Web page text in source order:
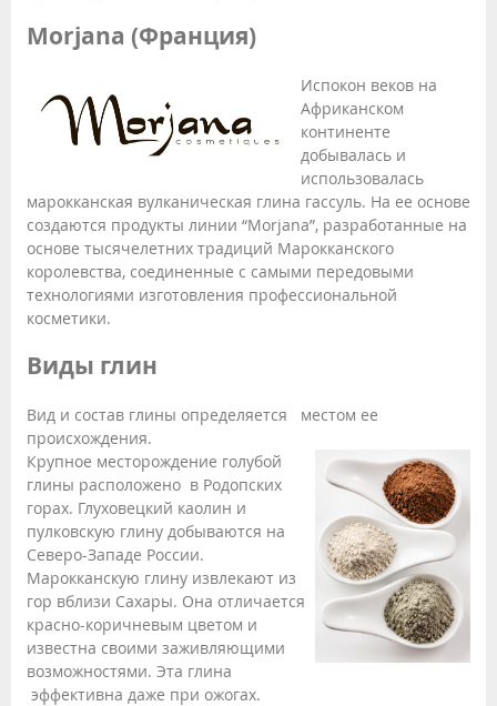
Morjana (Франция)
Испокон веков на
Африканском
континенте
добывалась и
использовалась
марокканская вулканическая глина гассуль. На ее основе
создаются продукты линии “Morjana”, разработанные на
основе тысячелетних традиций Марокканского
королевства, соединенные с самыми передовыми
технологиями изготовления профессиональной
косметики.
Виды глин
Вид и состав глины определяется местом ее
происхождения.
Крупное месторождение голубой
глины расположено в Родопских
горах. Глуховецкий каолин и
пулковскую глину добываются на
Северо-Западе России.
Марокканскую глину извлекают из
гор вблизи Сахары. Она отличается
красно-коричневым цветом и
известна своими заживляющими
возможностями. Эта глина
эффективна даже при ожогах.